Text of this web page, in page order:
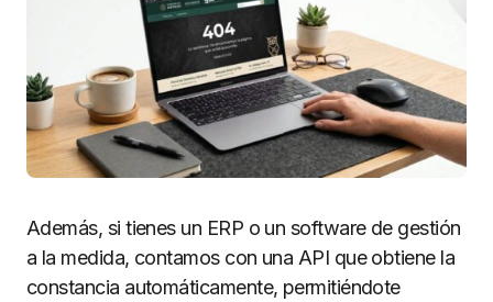
Además, si tienes un ERP o un software de gestión
a la medida, contamos con una API que obtiene la
constancia automáticamente, permitiéndote